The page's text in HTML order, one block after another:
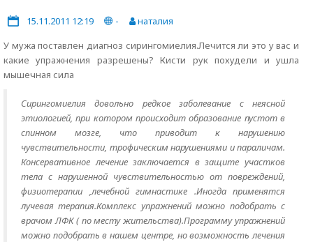
15.11.2011 12:19 -
наталия
У мужа поставлен диагноз сирингомиелия.Лечится ли это у вас и
какие упражнения разрешены? Кисти рук похудели и ушла
мышечная сила
Сирингомиелия довольно редкое заболевание с неясной
этиологией, при котором происходит образование пустот в
спинном мозге, что приводит к нарушению
чувствительности, трофическим нарушениями и параличам.
Консервативное лечение заключается в защите участков
тела с нарушенной чувствительностью от повреждений,
физиотерапии ,лечебной гимнастике .Иногда применятся
лучевая терапия.Комплекс упражнений можно подобрать с
врачом ЛФК ( по месту жительства).Программу упражнений
можно подобрать в нашем центре, но возможность лечения